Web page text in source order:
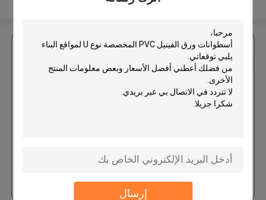
إرسال
احصل على افضل سعر ل
المخصصة نوع U لمواقع البناء